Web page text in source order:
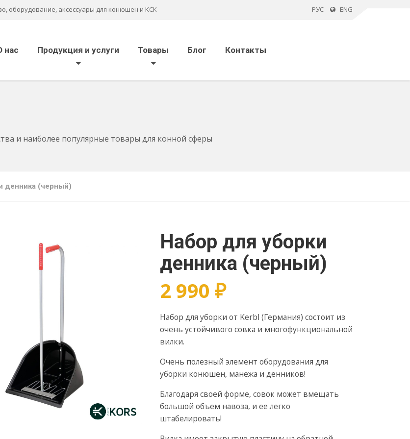
оборудование, аксессуары для конюшен и КСК РУС ENG
нас Продукция и услуги Товары Блог Контакты
и наиболее популярные товары для конной сферы
денника (черный)
Набор для уборки
денника (черный)
2 990 ₽
Набор для уборки от Kerbl (Германия) состоит из
очень устойчивого совка и многофункциональной
вилки.
Очень полезный элемент оборудования для
уборки конюшен, манежа и денников!
Благодаря своей форме, совок может вмещать
большой объем навоза, и ее легко
штабелировать!